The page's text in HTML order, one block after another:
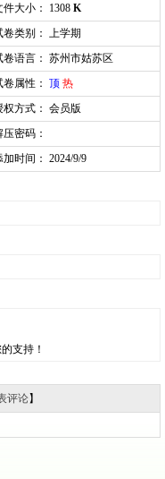
大小： 1308 K
类别： 上学期
语言： 苏州市姑苏区
属性： 顶 热
方式： 会员版
密码：
时间： 2024/9/9
支持！
评论】